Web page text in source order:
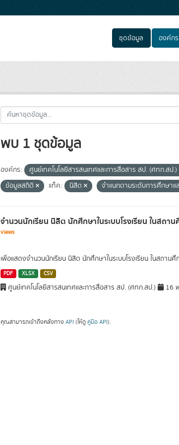
ชุดข้อมูล องค์กร
พบ 1 ชุดข้อมูล
องค์กร: ศูนย์เทคโนโลยีสารสนเทศและการสื่อสาร สป. (ศทก.สป.)
ข้อมูลสถิติ
แท็ค: นิสิต จำแนกตามระดับการศึกษาแ
จำนวนนักเรียน นิสิต นักศึกษาในระบบโรงเรียน ในสถา
views
เพื่อแสดงจำนวนนักเรียน นิสิต นักศึกษาในระบบโรงเรียน ในสถาน
PDF XLSX CSV
ศูนย์เทคโนโลยีสารสนเทศและการสื่อสาร สป. (ศทก.สป.) 16
คุณสามารถเข้าถึงคลังทาง API (ให้ดู คู่มือ API).